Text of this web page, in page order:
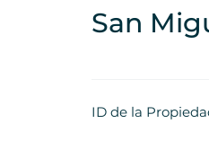
San
ID de la